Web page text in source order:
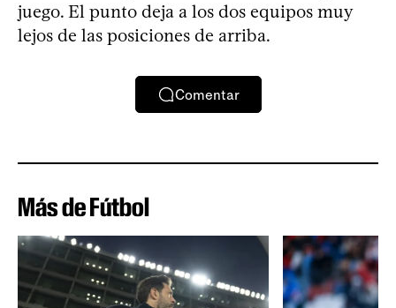
juego. El punto deja a los dos equipos muy
lejos de las posiciones de arriba.
Comentar
Más de Fútbol